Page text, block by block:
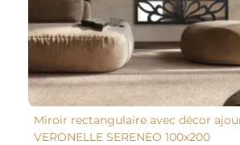
Miroir rectangulaire avec décor
VERONELLE SERENEO 100x200